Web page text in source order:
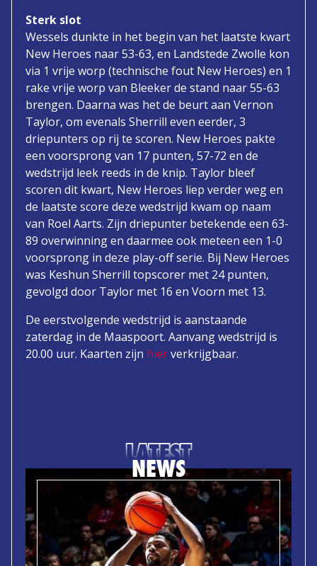
Sterk slot
Wessels dunkte in het begin van het laatste kwart
New Heroes naar 53-63, en Landstede Zwolle kon
via 1 vrije worp (technische fout New Heroes) en 1
rake vrije worp van Bleeker de stand naar 55-63
brengen. Daarna was het de beurt aan Vernon
Taylor, om evenals Sherrill even eerder, 3
driepunters op rij te scoren. New Heroes pakte
een voorsprong van 17 punten, 57-72 en de
wedstrijd leek reeds in de knip. Taylor bleef
scoren dit kwart, New Heroes liep verder weg en
de laatste score deze wedstrijd kwam op naam
van Roel Aarts. Zijn driepunter betekende een 63-
89 overwinning en daarmee ook meteen een 1-0
voorsprong in deze play-off serie. Bij New Heroes
was Keshun Sherrill topscorer met 24 punten,
gevolgd door Taylor met 16 en Voorn met 13.
De eerstvolgende wedstrijd is aanstaande
zaterdag in de Maaspoort. Aanvang wedstrijd is
20.00 uur. Kaarten zijn hierverkrijgbaar.
LATEST
NEWS